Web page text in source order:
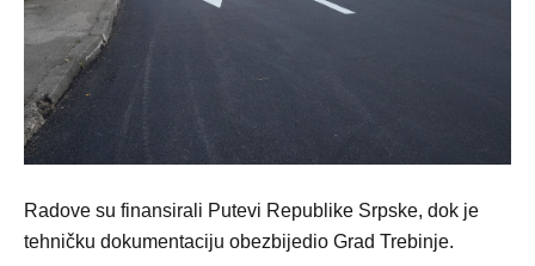
Radove su finansirali Putevi Republike Srpske, dok je
tehničku dokumentaciju obezbijedio Grad Trebinje.